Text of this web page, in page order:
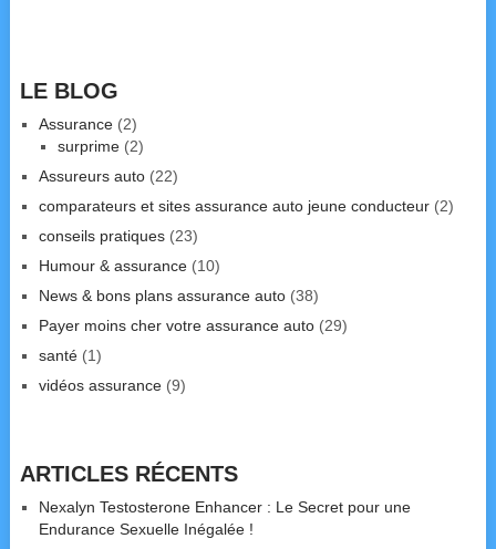
LE BLOG
Assurance(2)
surprime(2)
Assureurs auto(22)
comparateurs et sites assurance auto jeune conducteur(2)
conseils pratiques(23)
Humour & assurance(10)
News & bons plans assurance auto(38)
Payer moins cher votre assurance auto(29)
santé(1)
vidéos assurance(9)
ARTICLES RÉCENTS
Nexalyn Testosterone Enhancer : Le Secret pour une
Endurance Sexuelle Inégalée !